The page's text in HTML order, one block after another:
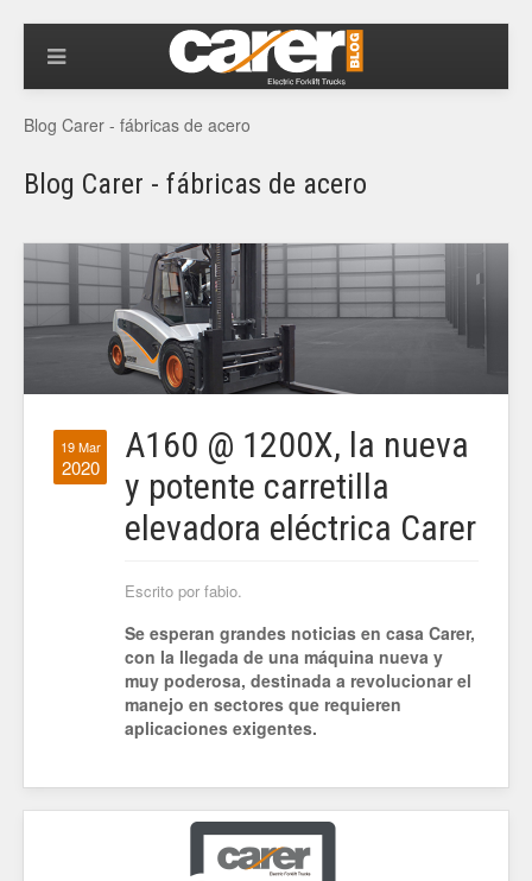
Blog Carer - fábricas de acero
Blog Carer - fábricas de acero
19 Mar
2020
A160 @ 1200X, la nueva
y potente carretilla
elevadora eléctrica Carer
Escrito por fabio.
Se esperan grandes noticias en casa Carer,
con la llegada de una máquina nueva y
muy poderosa, destinada a revolucionar el
manejo en sectores que requieren
aplicaciones exigentes.